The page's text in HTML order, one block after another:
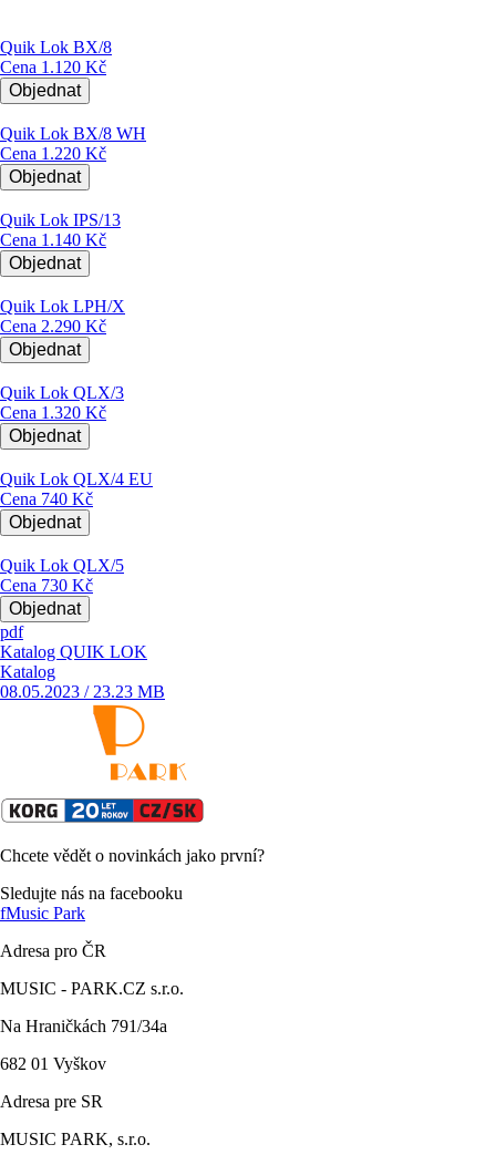
Quik Lok BX/8
Cena 1.120 Kč
Objednat
Quik Lok BX/8 WH
Cena 1.220 Kč
Objednat
Quik Lok IPS/13
Cena 1.140 Kč
Objednat
Quik Lok LPH/X
Cena 2.290 Kč
Objednat
Quik Lok QLX/3
Cena 1.320 Kč
Objednat
Quik Lok QLX/4 EU
Cena 740 Kč
Objednat
Quik Lok QLX/5
Cena 730 Kč
Objednat
pdf
Katalog QUIK LOK
Katalog
08.05.2023 / 23.23 MB
Chcete vědět o novinkách jako první?
Sledujte nás na facebooku
fMusic Park
Adresa pro ČR
MUSIC - PARK.CZ s.r.o.
Na Hraničkách 791/34a
682 01 Vyškov
Adresa pre SR
MUSIC PARK, s.r.o.